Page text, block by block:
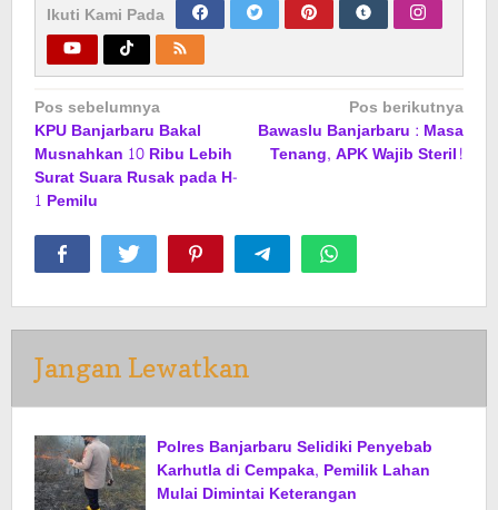
Ikuti Kami Pada
Navigasi
pos
Pos sebelumnya
KPU Banjarbaru Bakal
Musnahkan 10 Ribu Lebih
Surat Suara Rusak pada H-
1 Pemilu
Pos berikutnya
Bawaslu Banjarbaru : Masa
Tenang, APK Wajib Steril!
Jangan Lewatkan
Polres Banjarbaru Selidiki Penyebab
Karhutla di Cempaka, Pemilik Lahan
Mulai Dimintai Keterangan